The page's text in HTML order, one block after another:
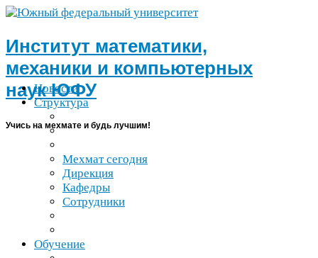
Институт математики,
механики и компьютерных
наукЮФУ
Учись на мехмате и будь лучшим!
Новости
Структура
Мехмат сегодня
Дирекция
Кафедры
Сотрудники
Обучение